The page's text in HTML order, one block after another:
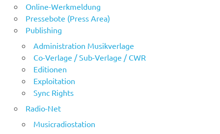
Online-Werkmeldung
Pressebote (Press Area)
Publishing
Administration Musikverlage
Co-Verlage / Sub-Verlage / CWR
Editionen
Exploitation
Sync Rights
Radio-Net
Musicradiostation